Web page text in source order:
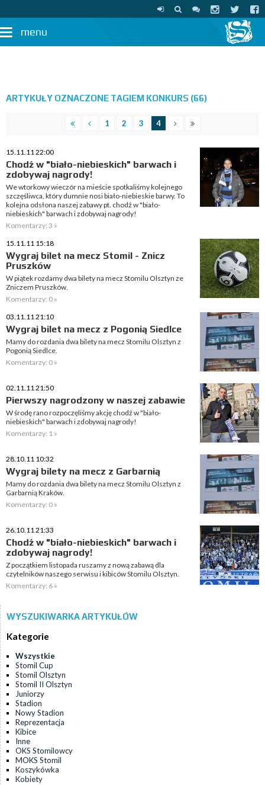
menu
ARTYKUŁY OZNACZONE TAGIEM KONKURS (66)
1 2 3 4
15.11.11 22:00
Chodź w "biało-niebieskich" barwach i
zdobywaj nagrody!
We wtorkowy wieczór na mieście spotkaliśmy kolejnego
szczęśliwca, który dumnie nosi biało-niebieskie barwy. To
kolejna odsłona naszej zabawy pt. chodź w "biało-
niebieskich" barwach i zdobywaj nagrody!
Komentarzy: 3 »
15.11.11 15:18
Wygraj bilet na mecz Stomil - Znicz
Pruszków
W piątek rozdamy dwa bilety na mecz Stomilu Olsztyn ze
Zniczem Pruszków.
Komentarzy: 0 »
03.11.11 21:10
Wygraj bilet na mecz z Pogonią Siedlce
Mamy do rozdania dwa bilety na mecz Stomilu Olsztyn z
Pogonią Siedlce.
Komentarzy: 0 »
02.11.11 21:50
Pierwszy nagrodzony w naszej zabawie
W środę rano rozpoczęliśmy akcję chodź w "biało-
niebieskich" barwach i zdobywaj nagrody!
Komentarzy: 1 »
28.10.11 10:32
Wygraj bilety na mecz z Garbarnią
Mamy do rozdania dwa bilety na mecz Stomilu Olsztyn z
Garbarnią Kraków.
Komentarzy: 0 »
26.10.11 21:33
Chodź w "biało-niebieskich" barwach i
zdobywaj nagrody!
Z początkiem listopada ruszamy z nową zabawą dla
czytelników naszego serwisu i kibiców Stomilu Olsztyn.
Komentarzy: 6 »
WYSZUKIWARKA ARTYKUŁÓW
Kategorie
Wszystkie
Stomil Cup
Stomil Olsztyn
Stomil II Olsztyn
Juniorzy
Stadion
Nowy Stadion
Reprezentacja
Kibice
Inne
OKS Stomilowcy
MOKS Stomil
Koszykówka
Kobiety